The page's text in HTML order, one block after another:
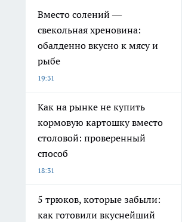
Вместо солений —
свекольная хреновина:
обалденно вкусно к мясу и
рыбе
19:31
Как на рынке не купить
кормовую картошку вместо
столовой: проверенный
способ
18:31
5 трюков, которые забыли:
как готовили вкуснейший